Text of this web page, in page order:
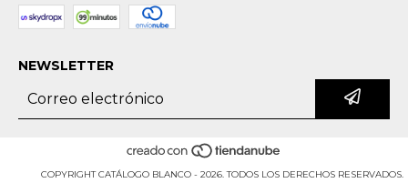
NEWSLETTER
COPYRIGHT CATÁLOGO BLANCO - 2026. TODOS LOS DERECHOS RESERVADOS.